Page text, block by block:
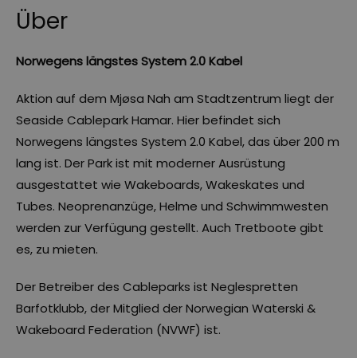
Über
Norwegens längstes System 2.0 Kabel
Aktion auf dem Mjøsa Nah am Stadtzentrum liegt der
Seaside Cablepark Hamar. Hier befindet sich
Norwegens längstes System 2.0 Kabel, das über 200 m
lang ist. Der Park ist mit moderner Ausrüstung
ausgestattet wie Wakeboards, Wakeskates und
Tubes. Neoprenanzüge, Helme und Schwimmwesten
werden zur Verfügung gestellt. Auch Tretboote gibt
es, zu mieten.
Der Betreiber des Cableparks ist Neglespretten
Barfotklubb, der Mitglied der Norwegian Waterski &
Wakeboard Federation (NVWF) ist.